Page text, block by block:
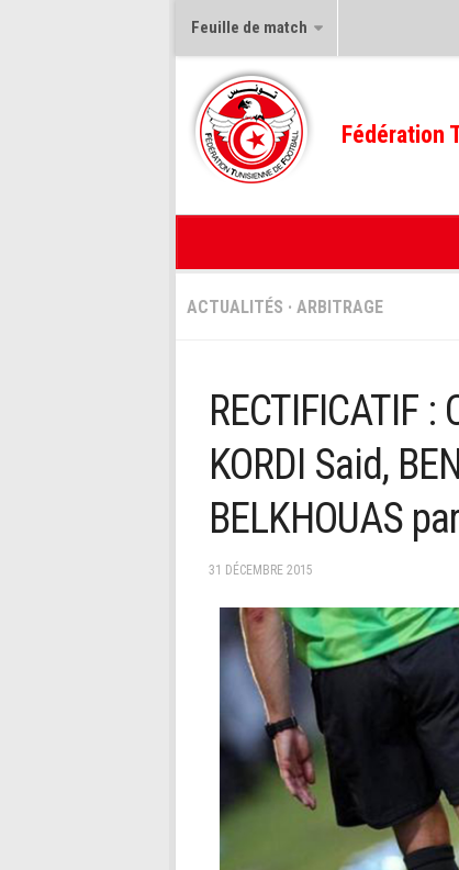
Feuille de match
Fédération
ACTUALITÉS · ARBITRAGE
RECTIFICATIF
KORDI Said,
BELKHOUAS
31 DÉCEMBRE 2015